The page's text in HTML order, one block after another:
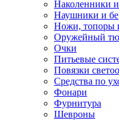
Наколенники
Наушники и
Ножи, топоры
Оружейный
Очки
Питьевые
Повязки
Средства по
Фонари
Фурнитура
Шевроны